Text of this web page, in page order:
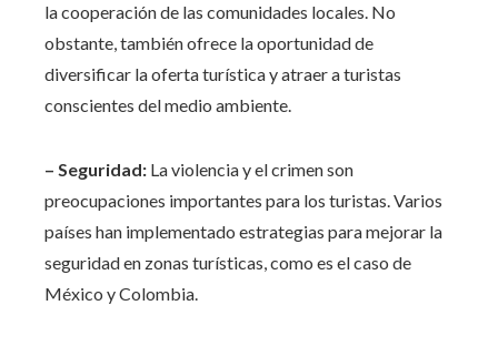
la cooperación de las comunidades locales. No
obstante, también ofrece la oportunidad de
diversificar la oferta turística y atraer a turistas
conscientes del medio ambiente.
– Seguridad: La violencia y el crimen son
preocupaciones importantes para los turistas. Varios
países han implementado estrategias para mejorar la
seguridad en zonas turísticas, como es el caso de
México y Colombia.